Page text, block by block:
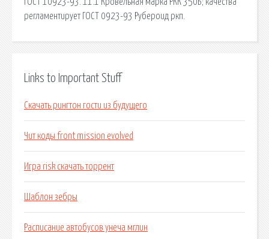
регламентирует ГОСТ 0923-93 Рубероид ркп.
Links to Important Stuff
Скачать рингтон гости из будущего
Чит коды front mission evolved
Игра risk скачать торрент
Шаблон зебры
Расписание автобусов унеча мглин